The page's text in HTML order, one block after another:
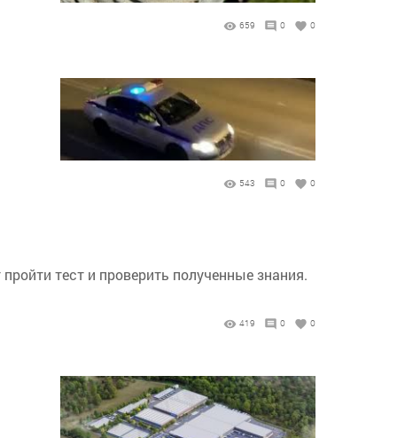
659 0 0
543 0 0
тест и проверить полученные знания.
419 0 0